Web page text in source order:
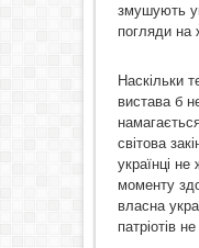
змушують
погляди на
Наскільки
вистава б
світова
українці
моменту
власна
патріотів